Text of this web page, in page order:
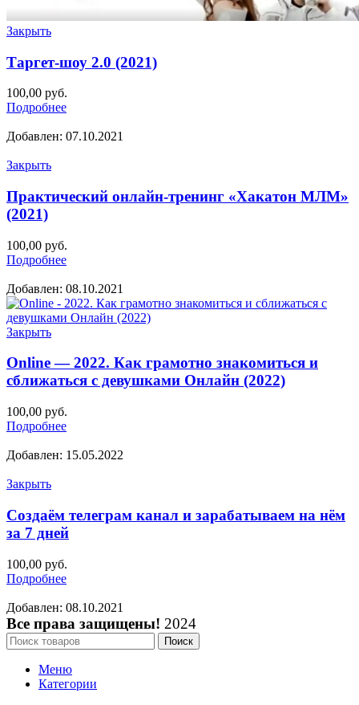
Закрыть
Таргет-шоу 2.0 (2021)
100,00 руб.
Подробнее
Добавлен: 07.10.2021
Закрыть
Практический онлайн-тренинг «Хакатон МЛМ»
(2021)
100,00 руб.
Подробнее
Добавлен: 08.10.2021
Закрыть
Online — 2022. Как грамотно знакомиться и
сближаться с девушками Онлайн (2022)
100,00 руб.
Подробнее
Добавлен: 15.05.2022
Закрыть
Создаём телеграм канал и зарабатываем на нём
за 7 дней
100,00 руб.
Подробнее
Добавлен: 08.10.2021
Все права защищены! 2024
Поиск
Меню
Категории